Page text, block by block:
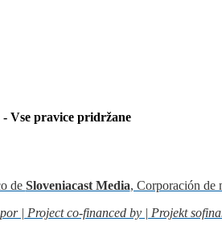
- Vse pravice pridržane
de Sloveniacast Media, Corporación de
| Project co-financed by | Projekt